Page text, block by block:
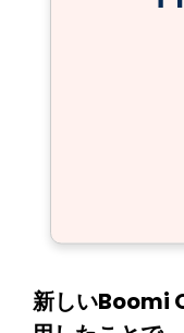
新しいBoomi